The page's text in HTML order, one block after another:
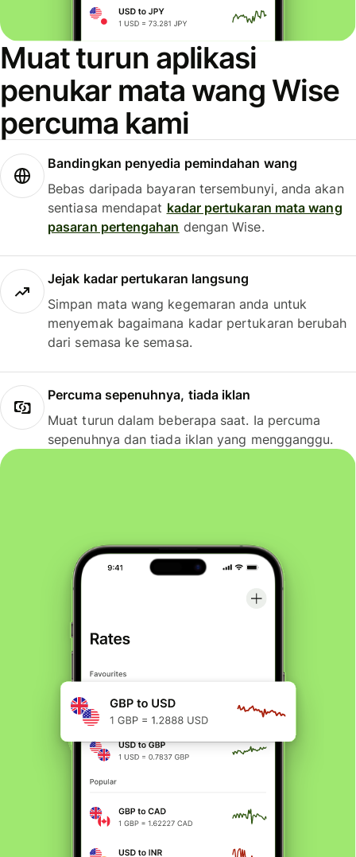
Muat turun aplikasi
penukar mata wang Wise
percuma kami
Bandingkan penyedia pemindahan wang
Bebas daripada bayaran tersembunyi, anda akan
sentiasa mendapat kadar pertukaran mata wang
pasaran pertengahan dengan Wise.
Jejak kadar pertukaran langsung
Simpan mata wang kegemaran anda untuk
menyemak bagaimana kadar pertukaran berubah
dari semasa ke semasa.
Percuma sepenuhnya, tiada iklan
Muat turun dalam beberapa saat. Ia percuma
sepenuhnya dan tiada iklan yang mengganggu.